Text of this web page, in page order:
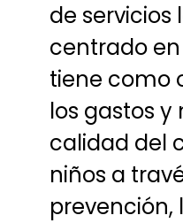
de servicios
centrado
tiene como
los gastos y
calidad del
niños a
prevención,